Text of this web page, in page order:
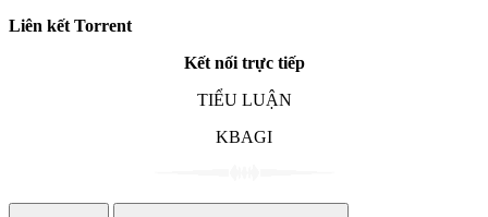
Liên kết Torrent
Kết nối trực tiếp
TIỂU LUẬN
KBAGI